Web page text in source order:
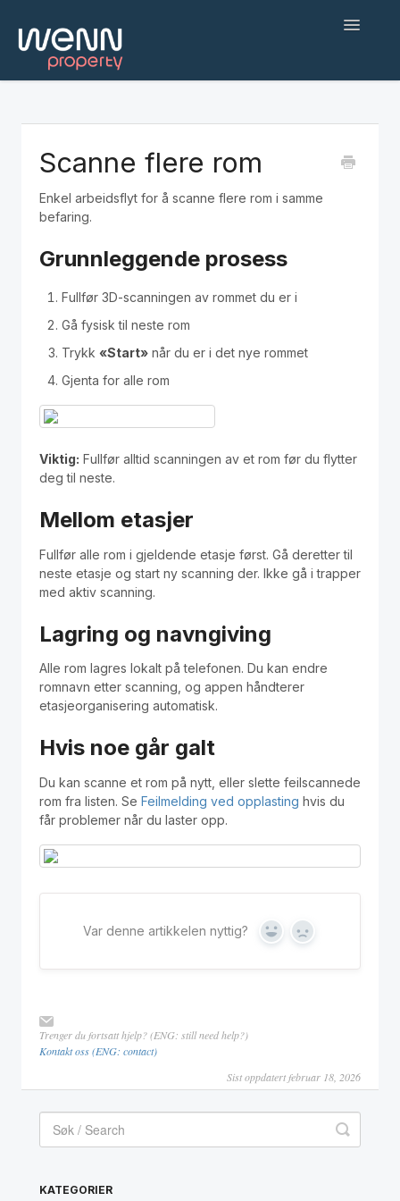
Toggle
AI-agenter og integrasjoner
Polski
Scanne flere rom
Enkel arbeidsflyt for å scanne flere rom i samme
befaring.
Grunnleggende prosess
Fullfør 3D-scanningen av rommet du er i
Gå fysisk til neste rom
Trykk «Start» når du er i det nye rommet
Gjenta for alle rom
Viktig: Fullfør alltid scanningen av et rom før du flytter
deg til neste.
Mellom etasjer
Fullfør alle rom i gjeldende etasje først. Gå deretter til
neste etasje og start ny scanning der. Ikke gå i trapper
med aktiv scanning.
Lagring og navngiving
Alle rom lagres lokalt på telefonen. Du kan endre
romnavn etter scanning, og appen håndterer
etasjeorganisering automatisk.
Hvis noe går galt
Du kan scanne et rom på nytt, eller slette feilscannede
rom fra listen. Se Feilmelding ved opplasting hvis du
får problemer når du laster opp.
Var denne artikkelen nyttig? Yes No
Trenger du fortsatt hjelp? (ENG: still need help?)
Kontakt oss (ENG: contact)
Sist oppdatert februar 18, 2026
KATEGORIER